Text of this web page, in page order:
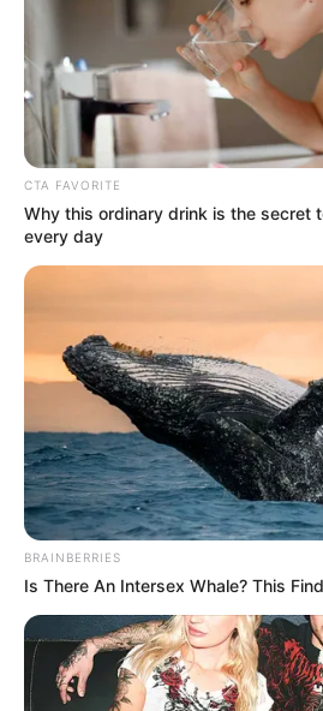
CTA FAVORITE
Why this ordinary drink is the secret
every day
BRAINBERRIES
Is There An Intersex Whale? This